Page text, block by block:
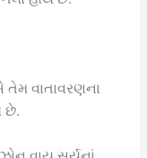
વાતાવરણના
છે.